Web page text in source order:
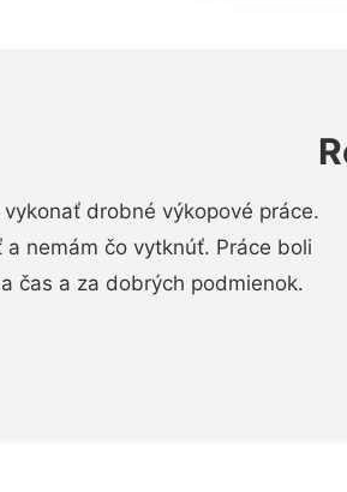
drobné výkopové práce.
nemám čo vytknúť. Práce boli
čas a za dobrých podmienok.